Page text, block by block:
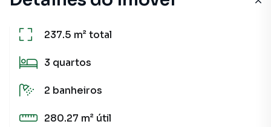
237.5 m²total
3 quartos
2 banheiros
280.27 m² útil